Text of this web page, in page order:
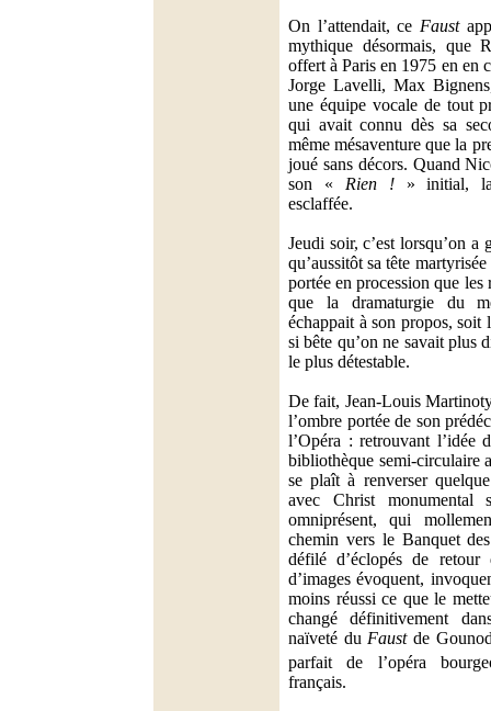
On l’attendait, ce Faust
mythique désormais, que
offert à Paris en 1975 en en
Jorge Lavelli, Max
une équipe vocale de tout
qui avait connu dès sa
même mésaventure que la
joué sans décors. Quand
son « Rien !» initial, la
esclaffée.
Jeudi soir, c’est lorsqu’on
qu’aussitôt sa tête
portée en procession que
que la dramaturgie du
échappait à son propos, soit
si bête qu’on ne savait plus
le plus détestable.
De fait, Jean-Louis
l’ombre portée de son
l’Opéra : retrouvant l’idée
bibliothèque semi-circulaire
se plaît à renverser
avec Christ monumental
omniprésent, qui
chemin vers le Banquet
défilé d’éclopés de retour
d’images évoquent,
moins réussi ce que le
changé définitivement
naïveté du Faustde
parfait de l’opéra
français.